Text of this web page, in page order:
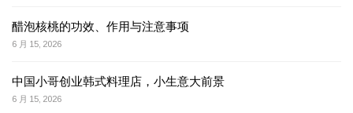
醋泡核桃的功效、作用与注意事项
6 月 15, 2026
中国小哥创业韩式料理店，小生意大前景
6 月 15, 2026